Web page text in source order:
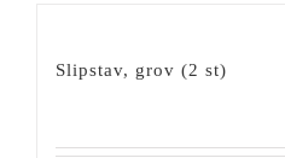
Slipstav, grov (2 st)